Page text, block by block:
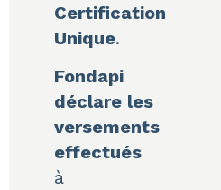
Certification
Unique.
Fondapi
déclare les
versements
effectués
à